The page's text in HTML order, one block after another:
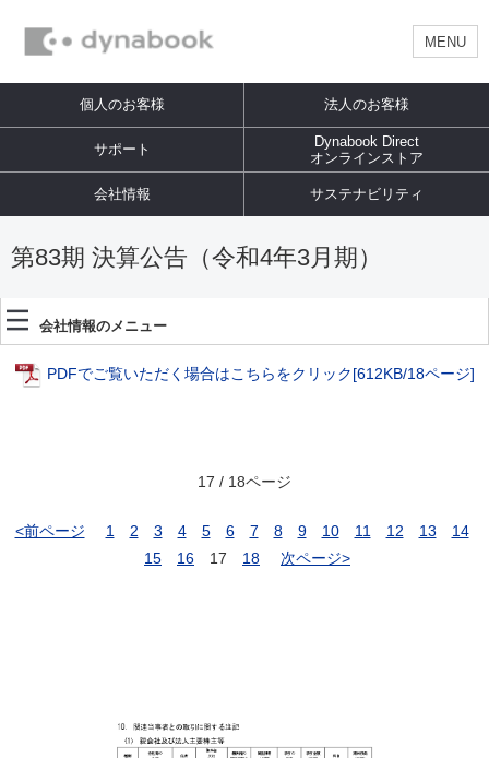
MENU
個人のお客様 法人のお客様
サポート
Dynabook Direct
オンラインストア
会社情報 サステナビリティ
第83期 決算公告（令和4年3月期）
会社情報のメニュー
PDFでご覧いただく場合はこちらをクリック[612KB/18ページ]
17 / 18ページ
<前ページ 1 2 3 4 5 6 7 8 9 10 11 12 13
14
15
16 17 18 次ページ>